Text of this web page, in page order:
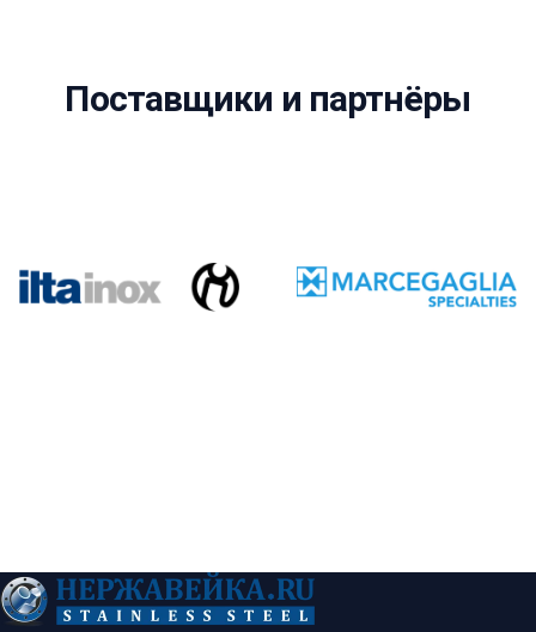
Поставщики и партнёры